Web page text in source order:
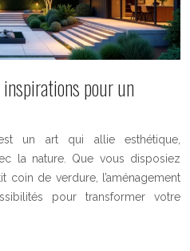
inspirations pour un
un art qui allie esthétique,
la nature. Que vous disposiez
coin de verdure, l’aménagement
pour transformer votre